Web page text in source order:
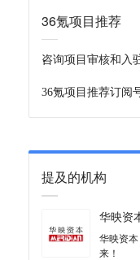
36氪项目推荐
咨询项目审核和入
36氪项目推荐订阅
提及的机构
华映资
华映资
来！